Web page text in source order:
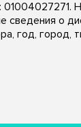
01004027271.
сведения о
год, город,